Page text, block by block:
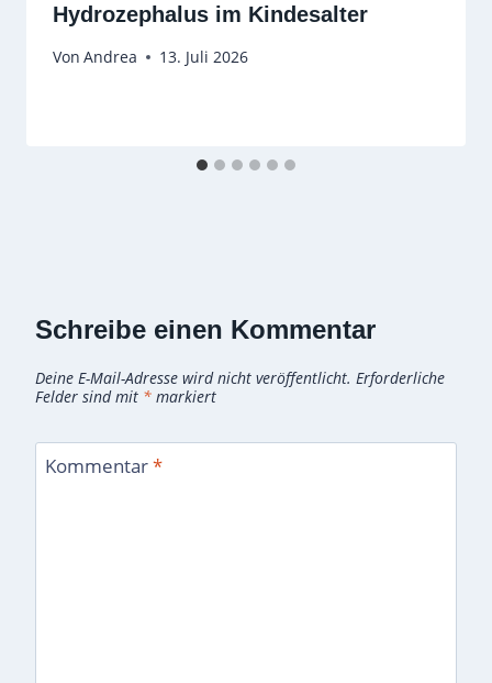
Hydrozephalus im Kindesalter
Von Andrea 13. Juli 2026
Schreibe einen Kommentar
Deine E-Mail-Adresse wird nicht veröffentlicht. Erforderliche
Felder sind mit * markiert
Kommentar*